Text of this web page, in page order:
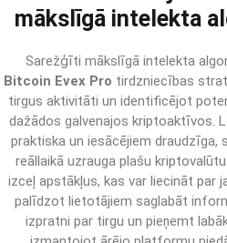
mākslīgā intelekta
Sarežģīti mākslīgā intelekta
Bitcoin Evex Pro tirdzniecības
tirgus aktivitāti un identificējot
dažādos galvenajos kriptoaktīvos.
praktiska un iesācējiem draudzīga,
reāllaikā uzrauga plašu
izceļ apstākļus, kas var liecināt par
palīdzot lietotājiem saglabāt
izpratni par tirgu un pieņemt